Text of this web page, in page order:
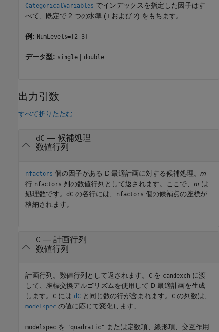
CategoricalVariables でインデックスを指定した因子はす
べて、既定で 2 つの水準 (1 および 2) をもちます。
例: NumLevels=[2 3]
データ型: single | double
出力引数
すべて折りたたむ
dC — 候補処理
数値行列
nfactors 個の因子がある D 最適計画に対する候補処理。 m
行 nfactors 列の数値行列として返されます。ここで、 m は
処理数です。 dC の各行には、 nfactors 個の候補点の座標が
格納されます。
C — 計画行列
数値行列
計画行列。数値行列として返されます。 C を candexch に渡
して、座標交換アルゴリズムを使用して D 最適計画を生成
します。
C には dC と同じ数の行が含まれます。 C の列数は、
modelspec の値に応じて変化します。
modelspec を "quadratic" または定数項、線形項、交互作用